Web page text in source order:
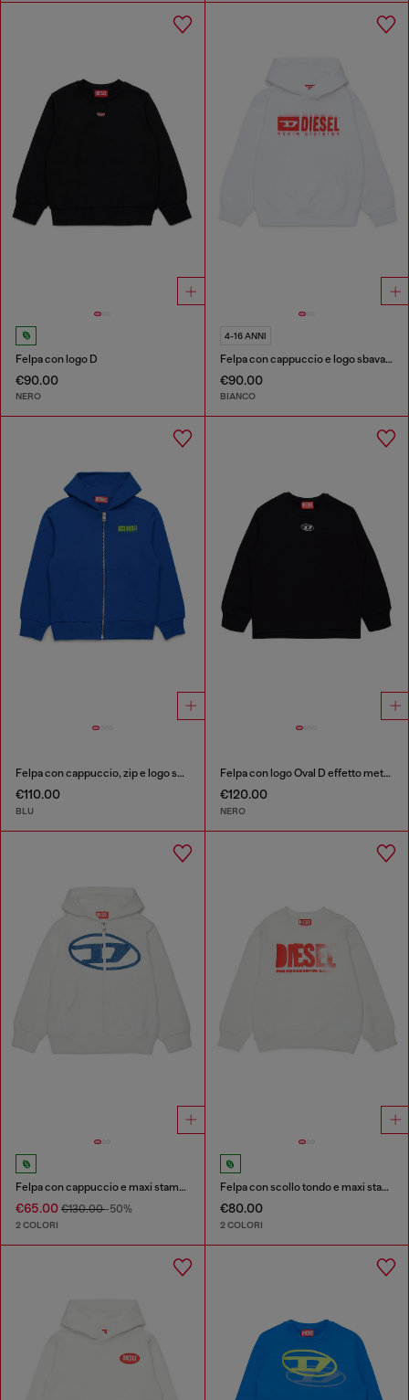
Felpa con logo D
€90.00
NERO
4-16 ANNI
Felpa con cappuccio e logo sbavato
€90.00
BIANCO
Felpa con cappuccio, zip e logo sbavato
€110.00
BLU
Felpa con logo Oval D effetto metallo
€120.00
NERO
Felpa con cappuccio e maxi stampa con zip
€65.00 €130.00-50%
2 COLORI
Felpa con scollo tondo e maxi stampa del logo Diesel
€80.00
2 COLORI